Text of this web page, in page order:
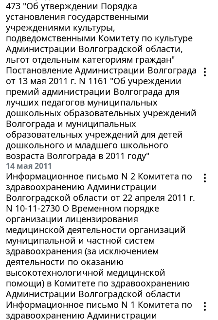
473 "Об утверждении Порядка
установления государственными
учреждениями культуры,
подведомственными Комитету по культуре
Администрации Волгоградской области,
льгот отдельным категориям граждан"
Постановление Администрации Волгограда
от 13 мая 2011 г. N 1161 "Об учреждении
премий администрации Волгограда для
лучших педагогов муниципальных
дошкольных образовательных учреждений
Волгограда и муниципальных
образовательных учреждений для детей
дошкольного и младшего школьного
возраста Волгограда в 2011 году"
14 мая 2011
Информационное письмо N 2 Комитета по
здравоохранению Администрации
Волгоградской области от 22 апреля 2011 г.
N 10-11-2730 О Временном порядке
организации лицензирования
медицинской деятельности организаций
муниципальной и частной систем
здравоохранения (за исключением
деятельности по оказанию
высокотехнологичной медицинской
помощи) в Комитете по здравоохранению
Администрации Волгоградской области
Информационное письмо N 1 Комитета по
здравоохранению Администрации